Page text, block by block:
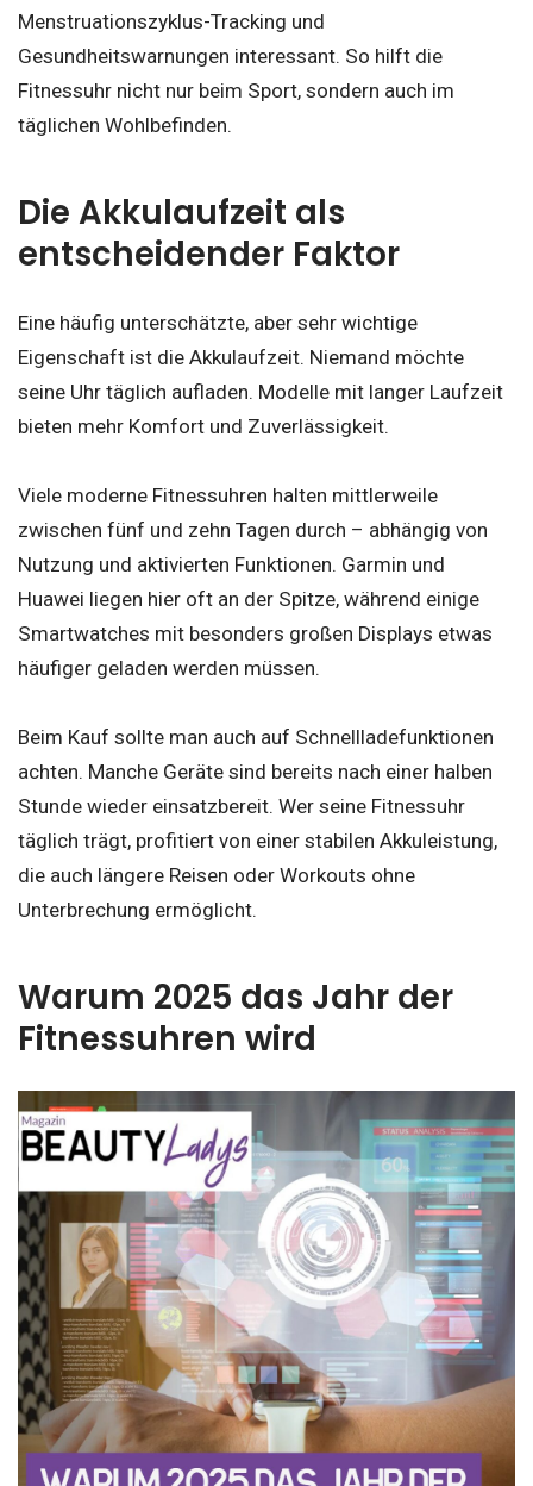
Menstruationszyklus-Tracking und
Gesundheitswarnungen interessant. So hilft die
Fitnessuhr nicht nur beim Sport, sondern auch im
täglichen Wohlbefinden.
Die Akkulaufzeit als
entscheidender Faktor
Eine häufig unterschätzte, aber sehr wichtige
Eigenschaft ist die Akkulaufzeit. Niemand möchte
seine Uhr täglich aufladen. Modelle mit langer Laufzeit
bieten mehr Komfort und Zuverlässigkeit.
Viele moderne Fitnessuhren halten mittlerweile
zwischen fünf und zehn Tagen durch – abhängig von
Nutzung und aktivierten Funktionen. Garmin und
Huawei liegen hier oft an der Spitze, während einige
Smartwatches mit besonders großen Displays etwas
häufiger geladen werden müssen.
Beim Kauf sollte man auch auf Schnellladefunktionen
achten. Manche Geräte sind bereits nach einer halben
Stunde wieder einsatzbereit. Wer seine Fitnessuhr
täglich trägt, profitiert von einer stabilen Akkuleistung,
die auch längere Reisen oder Workouts ohne
Unterbrechung ermöglicht.
Warum 2025 das Jahr der
Fitnessuhren wird